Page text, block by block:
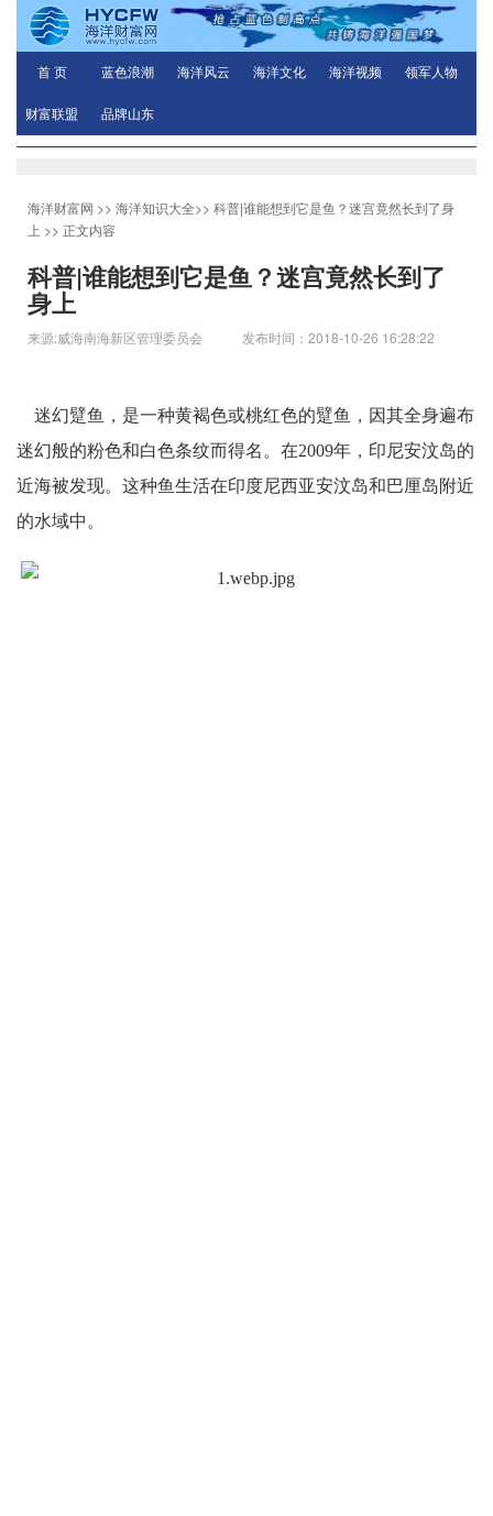
首 页 蓝色浪潮 海洋风云 海洋文化 海洋视频 领军人物
财富联盟 品牌山东
海洋财富网 >> 海洋知识大全>> 科普|谁能想到它是鱼？迷宫竟然长到了身
上 >> 正文内容
科普|谁能想到它是鱼？迷宫竟然长到了
身上
来源:威海南海新区管理委员会 发布时间：2018-10-26 16:28:22
迷幻躄鱼，是一种黄褐色或桃红色的躄鱼，因其全身遍布
迷幻般的粉色和白色条纹而得名。在2009年，印尼安汶岛的
近海被发现。这种鱼生活在印度尼西亚安汶岛和巴厘岛附近
的水域中。